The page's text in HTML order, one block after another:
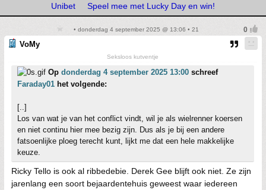
Unibet Speel mee met Lucky Day en win!
• donderdag 4 september 2025 @ 13:06 • 21
VoMy
Seksloos kutventje
Op donderdag 4 september 2025 13:00 schreef
Faraday01 het volgende:
[..]
Los van wat je van het conflict vindt, wil je als wielrenner koersen
en niet continu hier mee bezig zijn. Dus als je bij een andere
fatsoenlijke ploeg terecht kunt, lijkt me dat een hele makkelijke
keuze.
Ricky Tello is ook al ribbedebie. Derek Gee blijft ook niet. Ze zijn
jarenlang een soort bejaardentehuis geweest waar iedereen